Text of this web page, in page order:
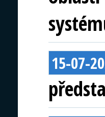
15-07-